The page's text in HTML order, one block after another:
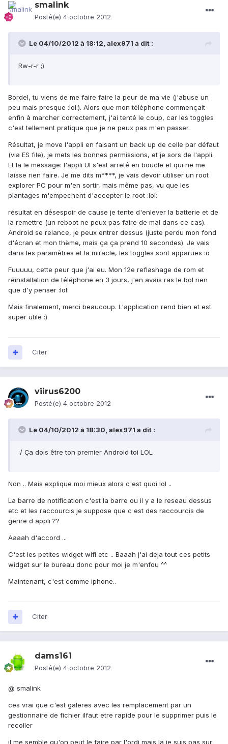
smalink
Posté(e) 4 octobre 2012
Le 04/10/2012 à 18:12, alex971 a dit :
Rw-r-r ;)
Bordel, tu viens de me faire faire la peur de ma vie (j'abuse un
peu mais presque :lol:). Alors que mon téléphone commençait
enfin à marcher correctement, j'ai tenté le coup, car les toggles
c'est tellement pratique que je ne peux pas m'en passer.
Résultat, je move l'appli en faisant un back up de celle par défaut
(via ES file), je mets les bonnes permissions, et je sors de l'appli.
Et la le message: l'appli UI s'est arreté en boucle et qui ne me
laisse rien faire. Je me dits m****, je vais devoir utiliser un root
explorer PC pour m'en sortir, mais même pas, vu que les
plantages m'empechent d'accepter le root :lol:
résultat en désespoir de cause je tente d'enlever la batterie et de
la remettre (un reboot ne peux pas faire de mal dans ce cas).
Android se relance, je peux entrer dessus (juste perdu mon fond
d'écran et mon thème, mais ça ça prend 10 secondes). Je vais
dans les paramètres et la miracle, les toggles sont apparues :o
Fuuuuu, cette peur que j'ai eu. Mon 12e reflashage de rom et
réinstallation de téléphone en 3 jours, j'en avais ras le bol rien
que d'y penser :lol:
Mais finalement, merci beaucoup. L'application rend bien et est
super utile :)
Citer
viirus6200
Posté(e) 4 octobre 2012
Le 04/10/2012 à 18:30, alex971 a dit :
:/ Ça dois être ton premier Android toi LOL
Non .. Mais explique moi mieux alors c'est quoi lol ..
La barre de notification c'est la barre ou il y a le reseau dessus
etc et les raccourcis je suppose que c est des raccourcis de
genre d appli ??
Aaaah d'accord ...
C'est les petites widget wifi etc .. Baaah j'ai deja tout ces petits
widget sur le bureau donc pour moi je m'enfou ^^
Maintenant, c'est comme iphone..
Citer
dams161
Posté(e) 4 octobre 2012
@ smalink
ces vrai que c'est galeres avec les remplacement par un
gestionnaire de fichier ilfaut etre rapide pour le supprimer puis le
recoller
il me semble qu'on peut le faire par l'ordi mais la je suis pas sur